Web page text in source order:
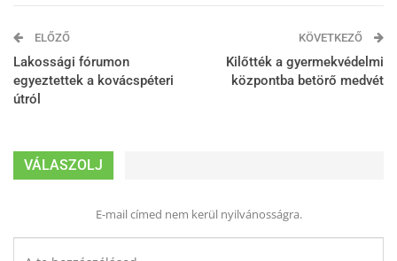
ELŐZŐ
Lakossági fórumon
egyeztettek a kovácspéteri
útról
KÖVETKEZŐ
Kilőtték a gyermekvédelmi
központba betörő medvét
VÁLASZOLJ
E-mail címed nem kerül nyilvánosságra.